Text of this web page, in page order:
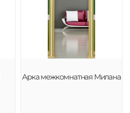
Арка межкомнатная Милана